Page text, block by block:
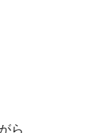
ら